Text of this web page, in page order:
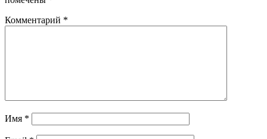
Комментарий *
Имя *